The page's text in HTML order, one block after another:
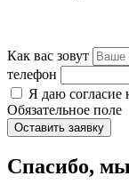
Как вас зовут
телефон
Я даю согласие
Обязательное поле
Оставить заявку
Спасибо,